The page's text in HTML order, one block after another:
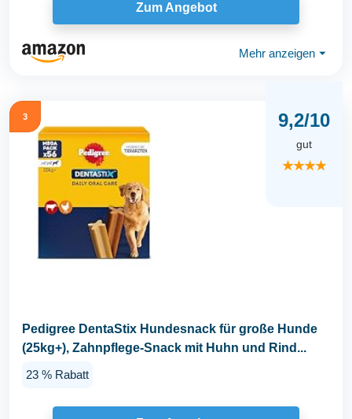
Zum Angebot
Mehr anzeigen ⏷
3 9,2/10
gut
★★★★
Pedigree DentaStix Hundesnack für große Hunde
(25kg+), Zahnpflege-Snack mit Huhn und Rind...
23 % Rabatt